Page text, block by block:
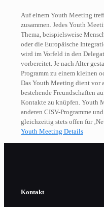
Auf einem Youth Meeting
zusammen. Jedes Youth
Thema, beispielsweise
oder die Europäische
wird im Vorfeld in den
vorbereitet. Je nach Alter
Programm zu einem kleinen
Das Youth Meeting dient vor
bestehende Freundschaften
Kontakte zu knüpfen. Youth
anderen CISV-Programme
gleichzeitig stets offen für
Youth Meeting Details
Kontakt